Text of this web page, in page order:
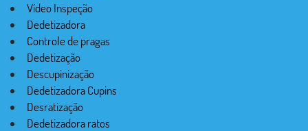
Vídeo Inspeção
Dedetizadora
Controle de pragas
Dedetização
Descupinização
Dedetizadora Cupins
Desratização
Dedetizadora ratos